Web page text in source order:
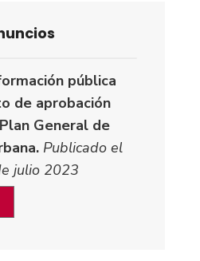
pública
de aprobación
General de
Publicado el
julio 2023